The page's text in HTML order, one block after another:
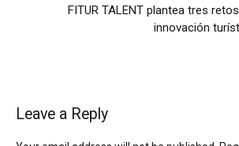
FITUR TALENT plantea tres
innovación
Leave a Reply